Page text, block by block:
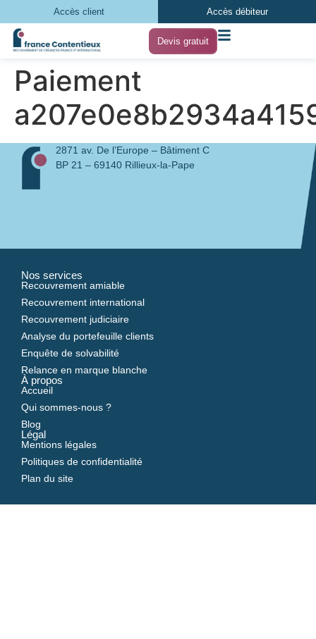
Accès client Accès débiteur
Devis gratuit
Paiement
2871 av. De l’Europe – Bâtiment C
BP 21 – 69140 Rillieux-la-Pape
Nos services
Recouvrement amiable
Recouvrement international
Recouvrement judiciaire
Analyse du portefeuille clients
Enquête de solvabilité
Relance en marque blanche
À propos
Accueil
Qui sommes-nous ?
Blog
Légal
Mentions légales
Politiques de confidentialité
Plan du site